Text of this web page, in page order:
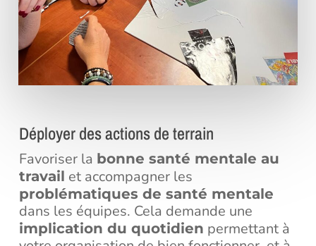
Déployer des actions de terrain
Favoriser la bonne santé mentale au
travail et accompagner les
problématiques de santé mentale
dans les équipes. Cela demande une
implication du quotidien permettant à